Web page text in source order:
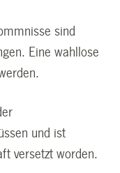
sind
Eine wahllose
und ist
versetzt worden.